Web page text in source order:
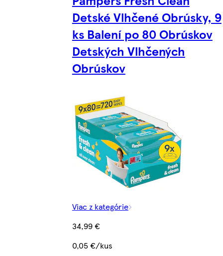
Detské Vlhčené Obrúsky, 9
ks Balení po 80 Obrúskov
Detských Vlhčených
Obrúskov
Viac z kategórie
34,99 €
0,05 €/kus